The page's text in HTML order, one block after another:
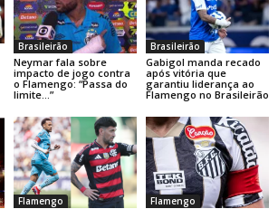
Brasileirão
Neymar fala sobre
impacto de jogo contra
o Flamengo: “Passa do
limite…”
Brasileirão
Gabigol manda recado
após vitória que
garantiu liderança ao
Flamengo no Brasileirão
Flamengo Flamengo